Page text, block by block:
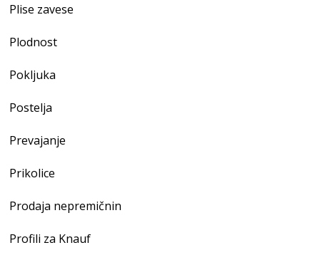
Plise zavese
Plodnost
Pokljuka
Postelja
Prevajanje
Prikolice
Prodaja nepremičnin
Profili za Knauf